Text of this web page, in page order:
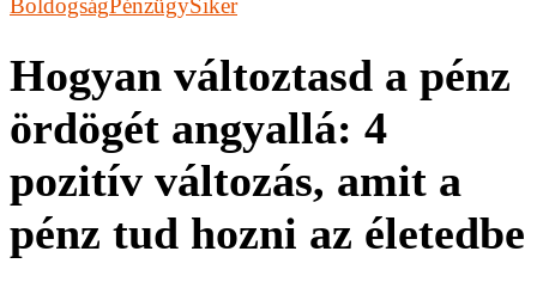
BoldogságPénzügySiker
Hogyan változtasd a pénz
ördögét angyallá: 4
pozitív változás, amit a
pénz tud hozni az életedbe